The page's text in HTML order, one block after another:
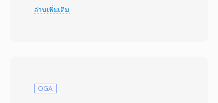
ช่วยให้ผู้ใช้ฟังเสียงขณะดาวน์โหลดแทนที่จะรอให้
ให้คุณภาพใกล้เคียง CD ไฟล์ RA รองรับการเข้า
อ่านเพิ่มเติม
OGA